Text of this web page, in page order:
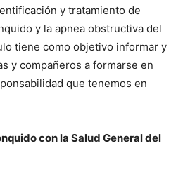
y tratamiento de
y la apnea obstructiva del
tiene como objetivo informar y
y compañeros a formarse en
que tenemos en
con la Salud General del